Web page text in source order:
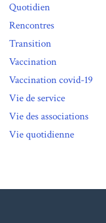
Quotidien
Rencontres
Transition
Vaccination
Vaccination covid-19
Vie de service
Vie des associations
Vie quotidienne